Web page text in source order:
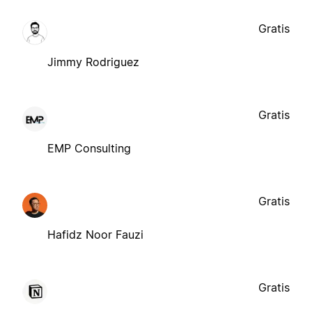
Jimmy Rodriguez
Gratis
EMP Consulting
Gratis
Hafidz Noor Fauzi
Gratis
Gratis